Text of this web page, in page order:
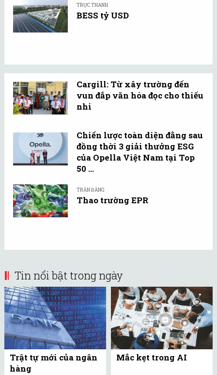
TRỰC THANH
BESS tỷ USD
Cargill: Từ xây trường đến
vun đắp văn hóa đọc cho thiếu
nhi
Chiến lược toàn diện đằng sau
đồng thời 3 giải thưởng ESG
của Opella Việt Nam tại Top
50 ...
TRẦN ĐĂNG
Thao trường EPR
Tin nổi bật trong ngày
Trật tự mới của ngân
hàng
Mắc kẹt trong AI